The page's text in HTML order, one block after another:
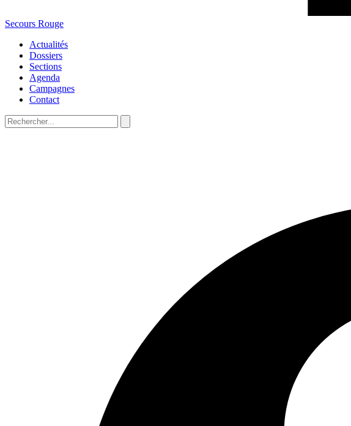
Secours Rouge
Actualités
Dossiers
Sections
Agenda
Campagnes
Contact